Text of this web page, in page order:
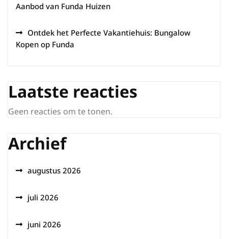
Aanbod van Funda Huizen
Ontdek het Perfecte Vakantiehuis: Bungalow
Kopen op Funda
Laatste reacties
Geen reacties om te tonen.
Archief
augustus 2026
juli 2026
juni 2026